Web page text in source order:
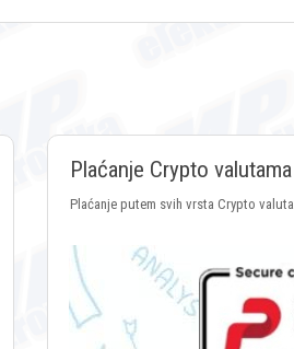
Plaćanje Crypto valutama
Plaćanje putem svih vrsta Crypto valuta